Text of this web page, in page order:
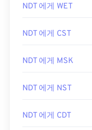
NDT 에게 WET
NDT 에게 CST
NDT 에게 MSK
NDT 에게 NST
NDT 에게 CDT